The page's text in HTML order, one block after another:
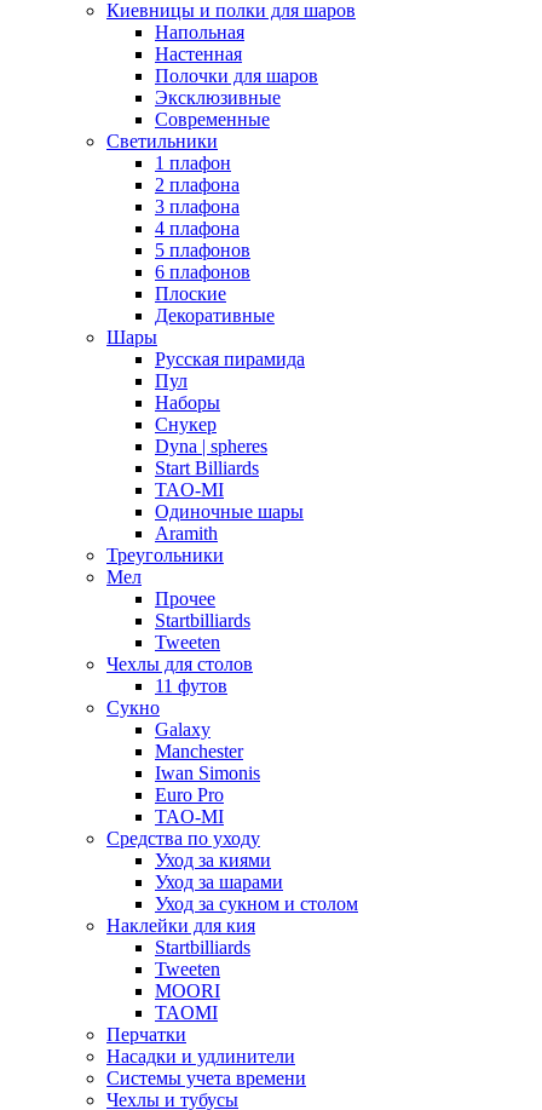
Киевницы и полки для шаров
Напольная
Настенная
Полочки для шаров
Эксклюзивные
Современные
Светильники
1 плафон
2 плафона
3 плафона
4 плафона
5 плафонов
6 плафонов
Плоские
Декоративные
Шары
Русская пирамида
Пул
Наборы
Снукер
Dyna | spheres
Start Billiards
TAO-MI
Одиночные шары
Aramith
Треугольники
Мел
Прочее
Startbilliards
Tweeten
Чехлы для столов
11 футов
Сукно
Galaxy
Manchester
Iwan Simonis
Euro Pro
TAO-MI
Средства по уходу
Уход за киями
Уход за шарами
Уход за сукном и столом
Наклейки для кия
Startbilliards
Tweeten
MOORI
TAOMI
Перчатки
Насадки и удлинители
Системы учета времени
Чехлы и тубусы